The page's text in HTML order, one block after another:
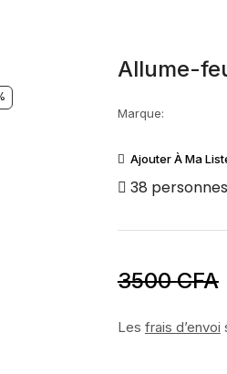
Allume-
Marque:
Ajouter À Ma
38
3500CFA
Les frais d’envoi